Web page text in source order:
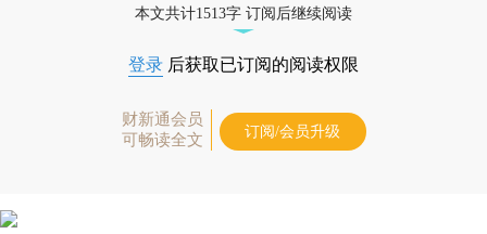
本文共计1513字 订阅后继续阅读
登录 后获取已订阅的阅读权限
财新通会员
可畅读全文
订阅/会员升级